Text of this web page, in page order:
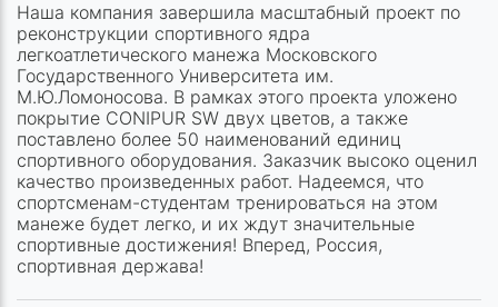
Наша компания завершила масштабный проект по
реконструкции спортивного ядра
легкоатлетического манежа Московского
Государственного Университета им.
М.Ю.Ломоносова. В рамках этого проекта уложено
покрытие CONIPUR SW двух цветов, а также
поставлено более 50 наименований единиц
спортивного оборудования. Заказчик высоко оценил
качество произведенных работ. Надеемся, что
спортсменам-студентам тренироваться на этом
манеже будет легко, и их ждут значительные
спортивные достижения! Вперед, Россия,
спортивная держава!